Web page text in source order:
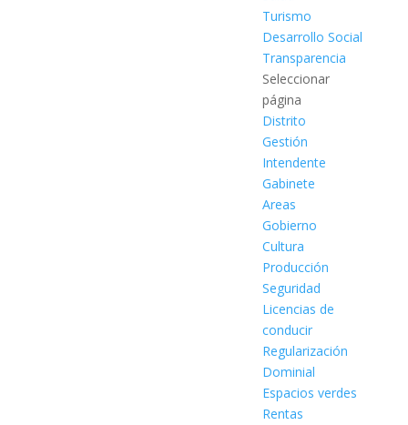
Turismo
Desarrollo Social
Transparencia
Seleccionar
página
Distrito
Gestión
Intendente
Gabinete
Areas
Gobierno
Cultura
Producción
Seguridad
Licencias de
conducir
Regularización
Dominial
Espacios verdes
Rentas